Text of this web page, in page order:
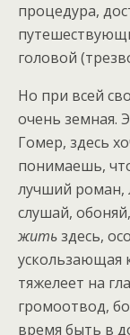
процедура,
головой
Но при всей
очень земная.
Гомер, здесь
понимаешь,
лучший роман,
слушай,
житьздесь,
ускользающая
тяжелеет на
громоотвод,
время быть в